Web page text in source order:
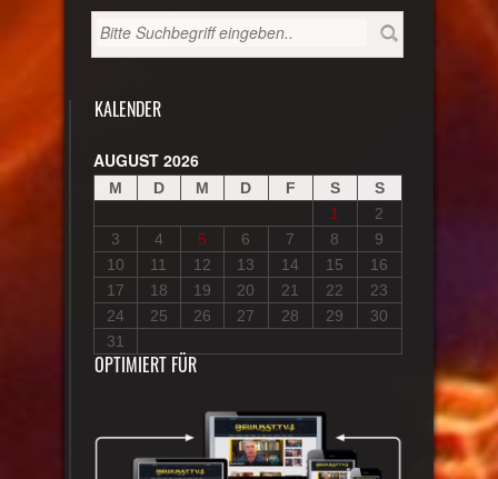
KALENDER
AUGUST 2026
M D M D F S
S
1
2
3
4 5 6 7 8
9
10
11 12 13 14 15
16
17
18 19 20 21 22
23
24
25 26 27 28 29
30
31
OPTIMIERT FÜR